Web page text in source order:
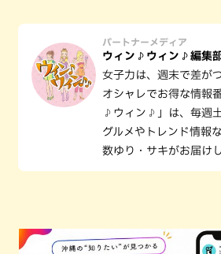
パートナーメディア
ウィン♪ウィン♪編集
女子力は、週末で差が
オシャレでお得な情報
♪ウィン♪」は、毎週
グルメやトレンド情報
数ゆり・サキがお届けし